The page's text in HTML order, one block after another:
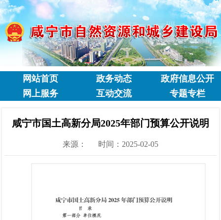
网站首页 政务动态
政府信息公开
网上服务
互动交流 专题专栏
咸宁市国土高新分局2025年部门预算公开说明
来源： 时间：2025-02-05